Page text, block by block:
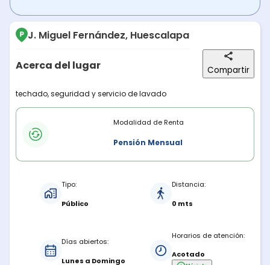
J. Miguel Fernández, Huescalapa
Acerca del lugar Compartir
Descripción del lugar
techado, seguridad y servicio de lavado
Modalidades de rentaModalidad de Renta
Pensión Mensual
Tipo:
Público
Distancia:
0 mts
Días abiertos:
Lunes a Domingo
Horarios de atención:
Acotado